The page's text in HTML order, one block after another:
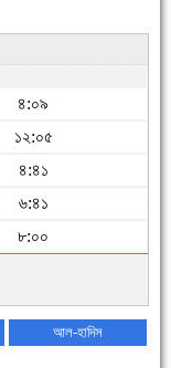
৪:০৯
১২:০৫
৪:৪১
৬:৪১
৮:০০
আল-হাদিস